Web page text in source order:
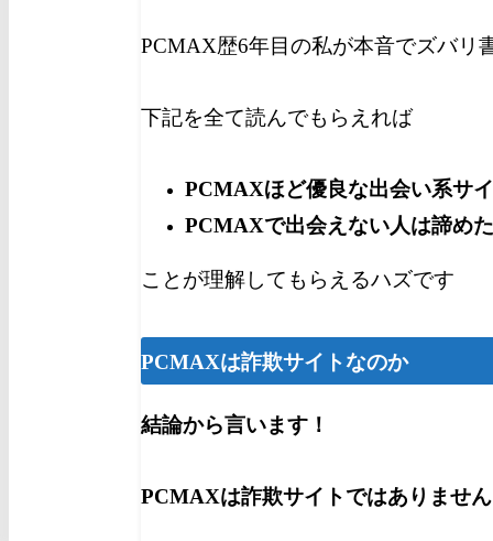
PCMAX歴6年目の私が本音でズバリ
下記を全て読んでもらえれば
PCMAXほど優良な出会い系サ
PCMAXで出会えない人は諦め
ことが理解してもらえるハズです
PCMAXは詐欺サイトなのか
結論から言います！
PCMAXは詐欺サイトではありませ